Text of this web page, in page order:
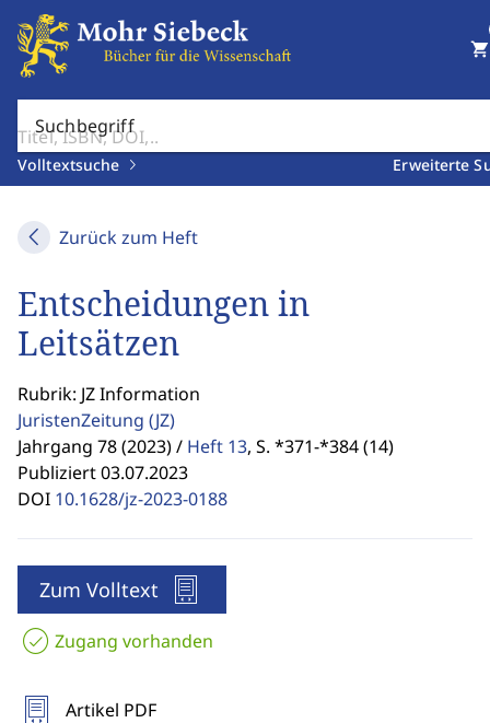
Suchbegriff
Volltextsuche Erweiterte
shopping_cart
Zurück zum Heft
Entscheidungen in
Leitsätzen
Rubrik: JZ Information
JuristenZeitung (JZ)
Jahrgang 78 (2023) / Heft 13, S. *371-*384 (14)
Publiziert 03.07.2023
DOI 10.1628/jz-2023-0188
Zum Volltext
Zugang vorhanden
Artikel PDF